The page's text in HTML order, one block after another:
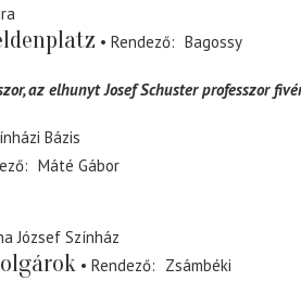
Rendező
Bagossy
az elhunyt Josef Schuster professzor
Bázis
Máté Gábor
József Színház
Rendező
Zsámbéki